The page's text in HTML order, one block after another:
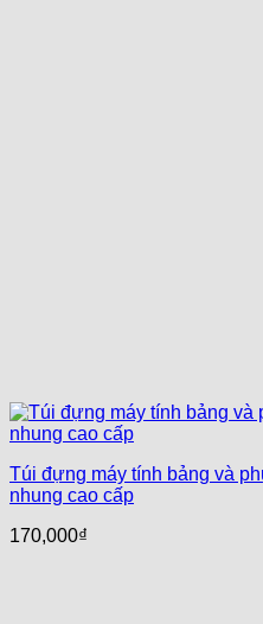
Túi đựng máy tính bảng và
nhung cao cấp
170,000₫